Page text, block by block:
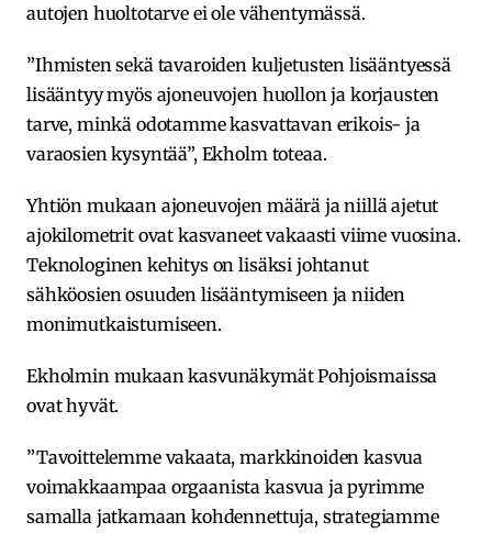
autojen huoltotarve ei ole vähentymässä.
”Ihmisten sekä tavaroiden kuljetusten lisääntyessä
lisääntyy myös ajoneuvojen huollon ja korjausten
tarve, minkä odotamme kasvattavan erikois- ja
varaosien kysyntää”, Ekholm toteaa.
Yhtiön mukaan ajoneuvojen määrä ja niillä ajetut
ajokilometrit ovat kasvaneet vakaasti viime vuosina.
Teknologinen kehitys on lisäksi johtanut
sähköosien osuuden lisääntymiseen ja niiden
monimutkaistumiseen.
Ekholmin mukaan kasvunäkymät Pohjoismaissa
ovat hyvät.
”Tavoittelemme vakaata, markkinoiden kasvua
voimakkaampaa orgaanista kasvua ja pyrimme
samalla jatkamaan kohdennettuja, strategiamme